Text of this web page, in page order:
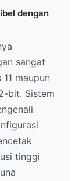
dengan
sangat
maupun
bit. Sistem
tinggi